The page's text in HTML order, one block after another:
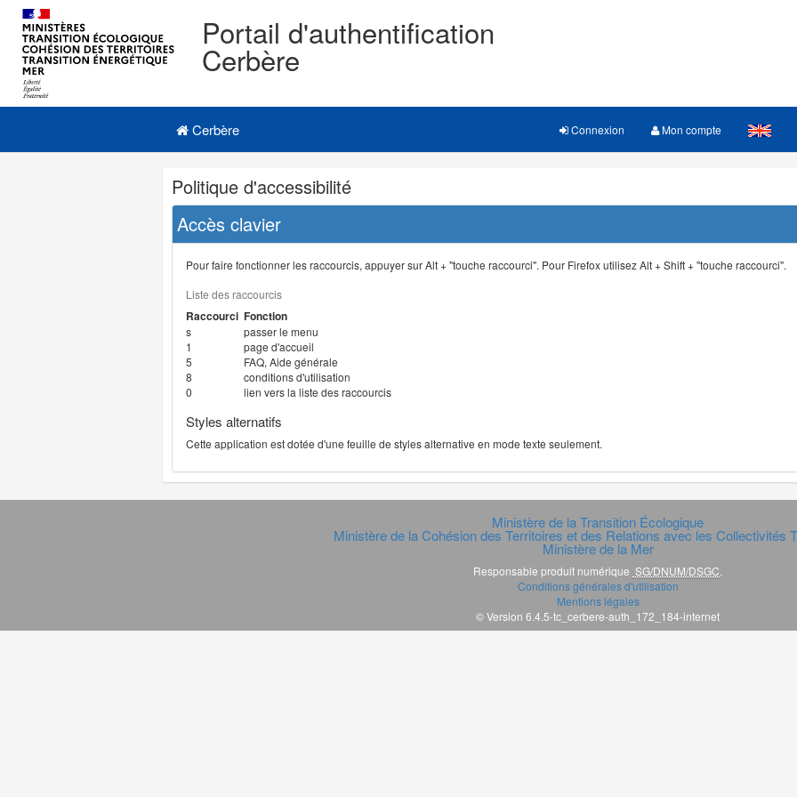
Portail d'authentification
Cerbère
Navigation
Menu principal
Cerbère Connexion Mon compte
Navigation
et
outils
annexes
Politique d'accessibilité
Accès clavier
Pour faire fonctionner les raccourcis, appuyer sur Alt + "touche raccourci". Pour Firefox utilisez Alt + Shift + "touche raccourci".
Liste des raccourcis
Raccourci Fonction
s
passer le menu
1
page d'accueil
5
FAQ, Aide générale
8
conditions d'utilisation
0
lien vers la liste des raccourcis
Styles alternatifs
Cette application est dotée d'une feuille de styles alternative en mode texte seulement.
Ministère de la Transition Écologique
Ministère de la Cohésion des Territoires et des Relations avec les Collectivités
Ministère de la Mer
Responsable produit numérique SG/DNUM/DSGC
Conditions générales d'utilisation
Mentions légales
© Version 6.4.5-tc_cerbere-auth_172_184-internet